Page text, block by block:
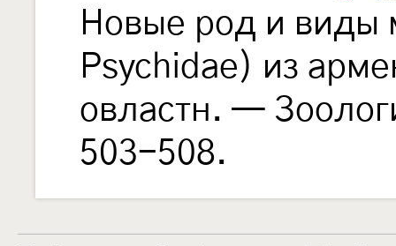
Новые род и
Psychidae) из
овластн. —
503-508.